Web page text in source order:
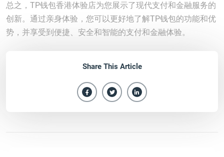
总之，TP钱包香港体验店为您展示了现代支付和金融服务的
创新。通过亲身体验，您可以更好地了解TP钱包的功能和优
势，并享受到便捷、安全和智能的支付和金融体验。
Share This Article